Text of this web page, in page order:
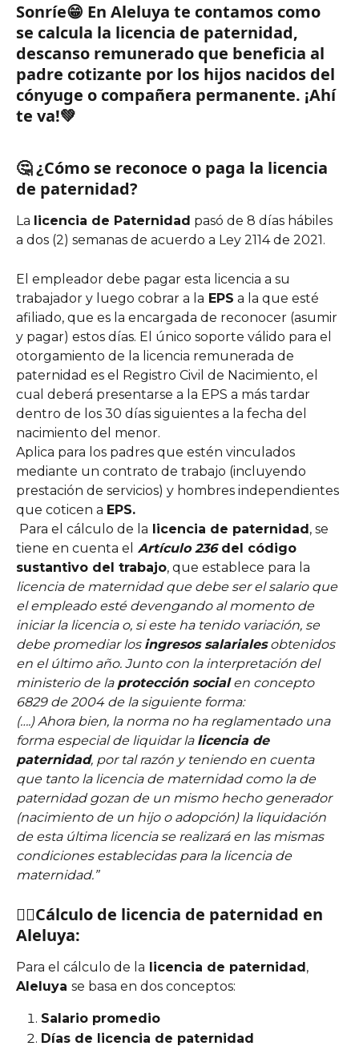
Sonríe😁 En Aleluya te contamos como
se calcula la licencia de paternidad,
descanso remunerado que beneficia al
padre cotizante por los hijos nacidos del
cónyuge o compañera permanente. ¡Ahí
te va!💚
🤔 ¿Cómo se reconoce o paga la licencia
de paternidad?
La licencia de Paternidad pasó de 8 días hábiles
a dos (2) semanas de acuerdo a Ley 2114 de 2021.
El empleador debe pagar esta licencia a su
trabajador y luego cobrar a la EPS a la que esté
afiliado, que es la encargada de reconocer (asumir
y pagar) estos días. El único soporte válido para el
otorgamiento de la licencia remunerada de
paternidad es el Registro Civil de Nacimiento, el
cual deberá presentarse a la EPS a más tardar
dentro de los 30 días siguientes a la fecha del
nacimiento del menor.
Aplica para los padres que estén vinculados
mediante un contrato de trabajo (incluyendo
prestación de servicios) y hombres independientes
que coticen a EPS.
Para el cálculo de la licencia de paternidad, se
tiene en cuenta el Artículo 236 del código
sustantivo del trabajo, que establece para la
licencia de maternidad que debe ser el salario que
el empleado esté devengando al momento de
iniciar la licencia o, si este ha tenido variación, se
debe promediar los ingresos salariales obtenidos
en el último año. Junto con la interpretación del
ministerio de la protección social en concepto
6829 de 2004 de la siguiente forma:
(….) Ahora bien, la norma no ha reglamentado una
forma especial de liquidar la licencia de
paternidad, por tal razón y teniendo en cuenta
que tanto la licencia de maternidad como la de
paternidad gozan de un mismo hecho generador
(nacimiento de un hijo o adopción) la liquidación
de esta última licencia se realizará en las mismas
condiciones establecidas para la licencia de
maternidad.”
👉🏽Cálculo de licencia de paternidad en
Aleluya:
Para el cálculo de la licencia de paternidad ,
Aleluya se basa en dos conceptos:
Salario promedio
Días de licencia de paternidad